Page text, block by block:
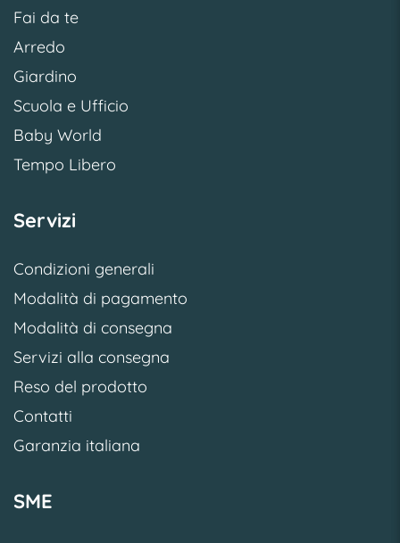
Fai da te
Arredo
Giardino
Scuola e Ufficio
Baby World
Tempo Libero
Servizi
Condizioni generali
Modalità di pagamento
Modalità di consegna
Servizi alla consegna
Reso del prodotto
Contatti
Garanzia italiana
SME